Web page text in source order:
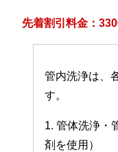
先着割引料金：
管内洗浄は、
す。
1. 管体洗浄・
剤を使用）